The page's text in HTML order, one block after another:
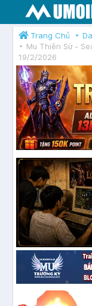
Trang Chủ
Mu Thiên Sứ -
19/2/2026